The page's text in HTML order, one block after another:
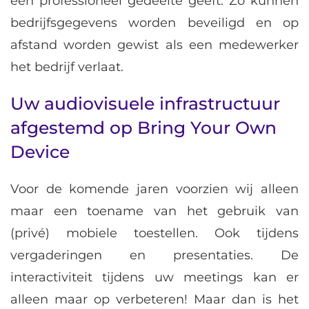
bedrijfsgegevens worden beveiligd en op
afstand worden gewist als een medewerker
het bedrijf verlaat.
Uw audiovisuele infrastructuur
afgestemd op Bring Your Own
Device
Voor de komende jaren voorzien wij alleen
maar een toename van het gebruik van
(privé) mobiele toestellen. Ook tijdens
vergaderingen en presentaties. De
interactiviteit tijdens uw meetings kan er
alleen maar op verbeteren! Maar dan is het